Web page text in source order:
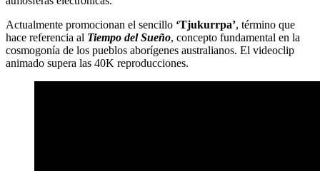
Actualmente promocionan el sencillo ‘Tjukurrpa’, término que
hace referencia al Tiempo del Sueño, concepto fundamental en la
cosmogonía de los pueblos aborígenes australianos. El videoclip
animado supera las 40K reproducciones.